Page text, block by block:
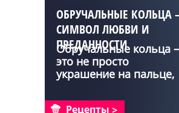
ОБРУЧАЛЬНЫЕ КОЛЬЦА
СИМВОЛ ЛЮБВИ И
ПРЕДАННОСТИ
Обручальные кольца –
это не просто
украшение на пальце,
Рецепты